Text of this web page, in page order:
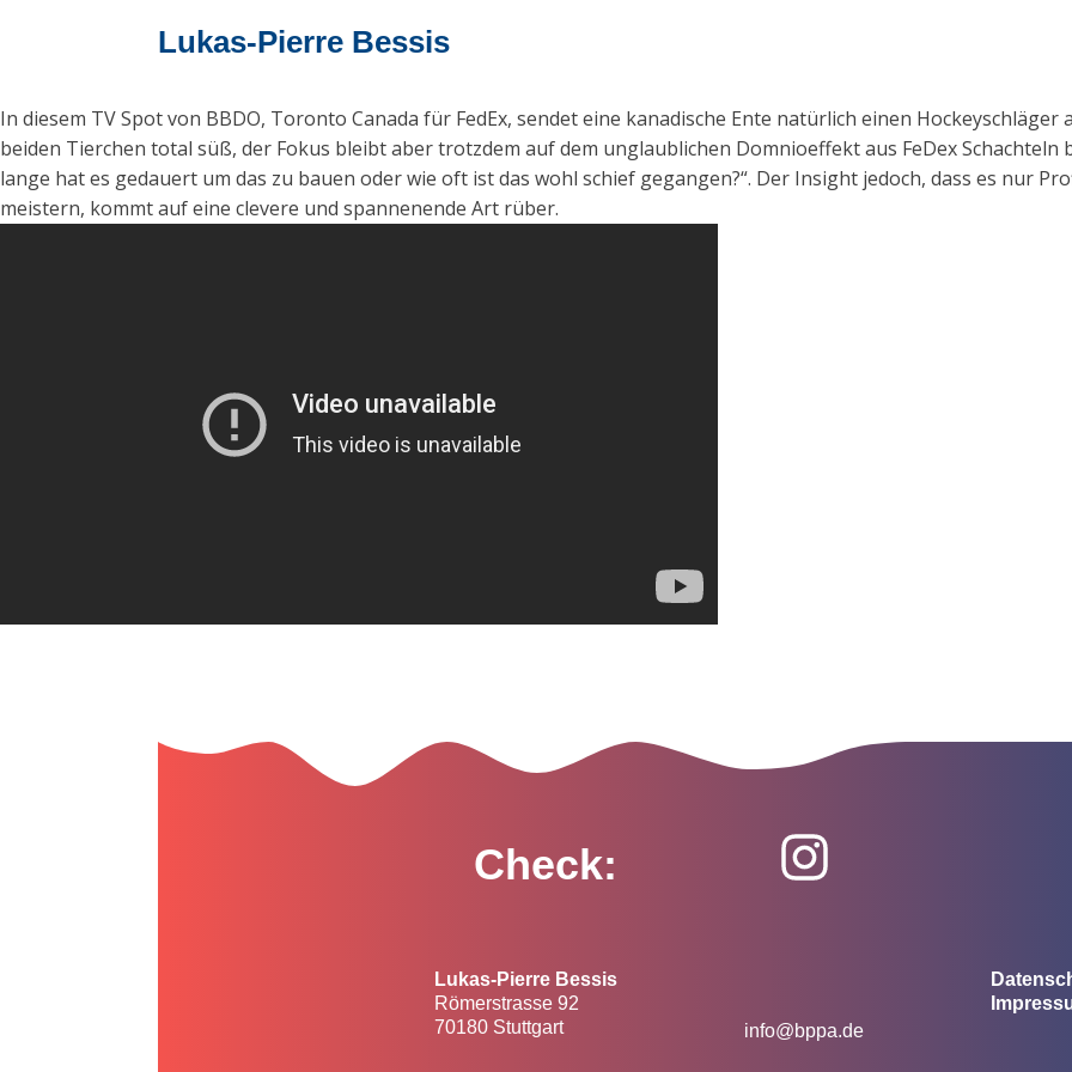
Lukas-Pierre Bessis
In diesem TV Spot von BBDO, Toronto Canada für FedEx, sendet eine kanadische Ente natürlich einen
beiden Tierchen total süß, der Fokus bleibt aber trotzdem auf dem unglaublichen Domnioeffekt aus FeDex Schachteln
lange hat es gedauert um das zu bauen oder wie oft ist das wohl schief gegangen?“. Der Insight jedoch, dass es nur
meistern, kommt auf eine clevere und spannenende Art rüber.
Check:
Lukas-Pierre Bessis
Römerstrasse 92
70180 Stuttgart
info@bppa.de